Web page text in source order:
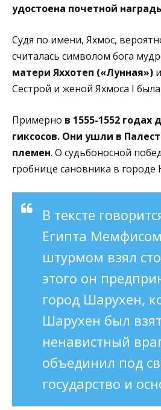
удостоена почетной
Судя по имени, Яхмос,
считалась символом бога
матери Яххотеп («Лунная»)и
Сестрой и женой Яхмоса I
Примерно в 1555-1552 годах
гиксосов. Они ушли в
племен. О судьбоносной
гробнице сановника в городе
В тексте
Египта
штурмом взял
этого он
город Шарухен,
Шарухен был
ненавистный
объединил под
государство и